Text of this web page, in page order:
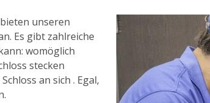
unseren
Es gibt zahlreiche
womöglich
stecken
an sich . Egal,